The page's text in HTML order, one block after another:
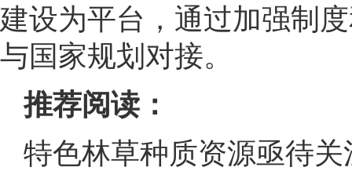
建设为平台，通过加强制
与国家规划对接。
推荐阅读：
特色林草种质资源亟待